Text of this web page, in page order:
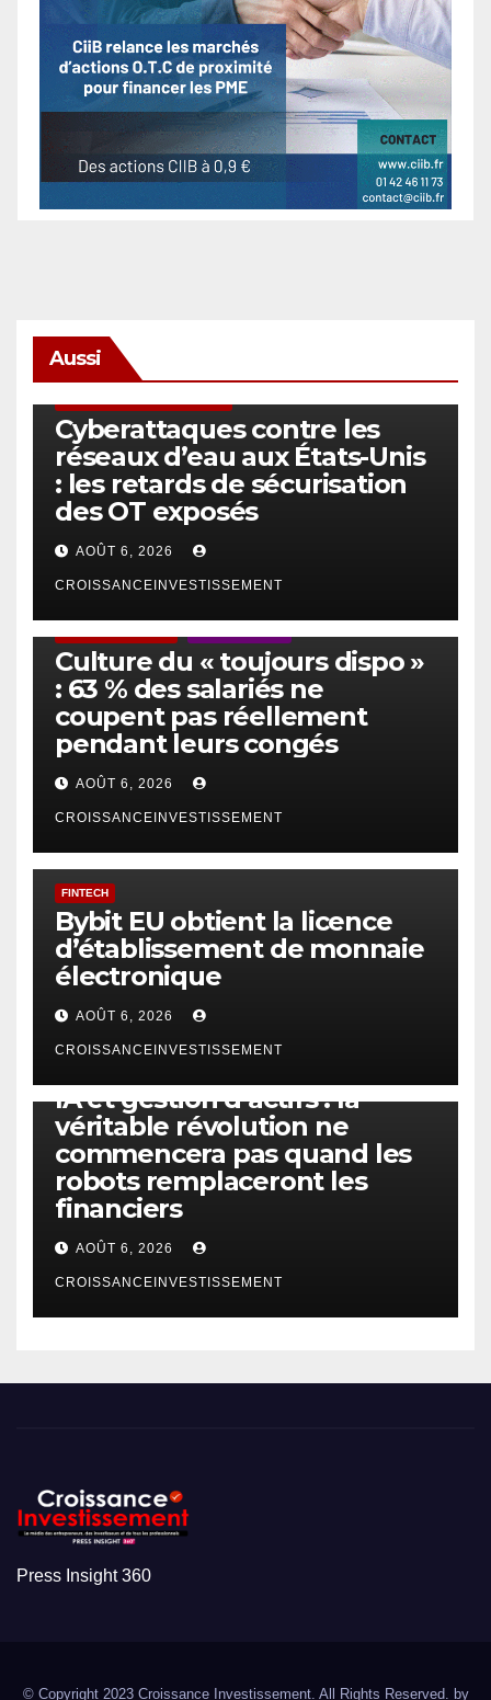
Aussi
Cyberattaques contre les
réseaux d’eau aux États-Unis
: les retards de sécurisation
des OT exposés
AOÛT 6, 2026
CROISSANCEINVESTISSEMENT
Culture du « toujours dispo »
: 63 % des salariés ne
coupent pas réellement
pendant leurs congés
AOÛT 6, 2026
CROISSANCEINVESTISSEMENT
FINTECH
Bybit EU obtient la licence
d’établissement de monnaie
électronique
AOÛT 6, 2026
CROISSANCEINVESTISSEMENT
IA et gestion d’actifs : la
véritable révolution ne
commencera pas quand les
robots remplaceront les
financiers
AOÛT 6, 2026
CROISSANCEINVESTISSEMENT
Press Insight 360
© Copyright 2023 Croissance Investissement. All Rights Reserved. by